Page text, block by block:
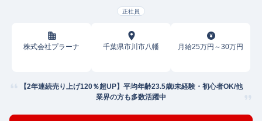
正社員
株式会社プラーナ 千葉県市川市八幡 月給25万円～30万円
【2年連続売り上げ120％超UP】平均年齢23.5歳/未経験・初心者OK/他
業界の方も多数活躍中